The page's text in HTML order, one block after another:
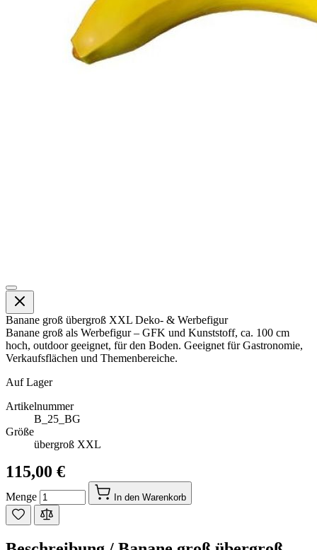
Banane groß übergroß XXL Deko- & Werbefigur
Banane groß als Werbefigur – GFK und Kunststoff, ca. 100 cm
hoch, outdoor geeignet, für den Boden. Geeignet für Gastronomie,
Verkaufsflächen und Themenbereiche.
Auf Lager
Artikelnummer
B_25_BG
Größe
übergroß XXL
115,00 €
Menge In den Warenkorb